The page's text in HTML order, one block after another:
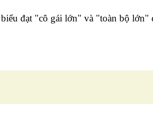
đạt "cô gái lớn" và "toàn bộ